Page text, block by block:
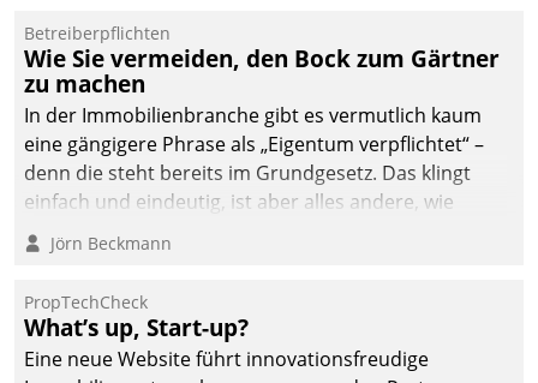
Betreiberpflichten
Wie Sie vermeiden, den Bock zum Gärtner
zu machen
In der Immobilienbranche gibt es vermutlich kaum
eine gängigere Phrase als „Eigentum verpflichtet“ –
denn die steht bereits im Grundgesetz. Das klingt
einfach und eindeutig, ist aber alles andere, wie
Branchenbeschäftigte wissen. Denn mit der
Verantwortung folgen Verpflichtungen.
Jörn Beckmann
PropTechCheck
What’s up, Start-up?
Eine neue Website führt innovationsfreudige